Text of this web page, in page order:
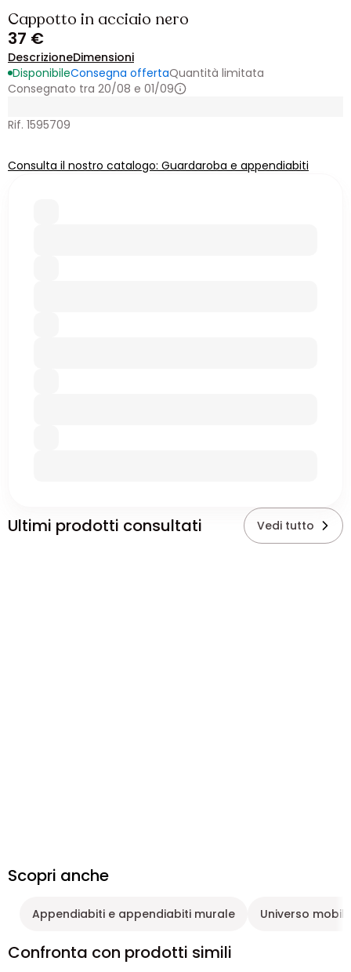
Cappotto in acciaio nero
37 €
DescrizioneDimensioni
DisponibileConsegna offertaQuantità limitata
Consegnato tra 20/08 e 01/09
Rif. 1595709
Consulta il nostro catalogo: Guardaroba e appendiabiti
Ultimi prodotti consultati Vedi tutto
Scopri anche
Appendiabiti e appendiabiti murale Universo
Confronta con prodotti simili